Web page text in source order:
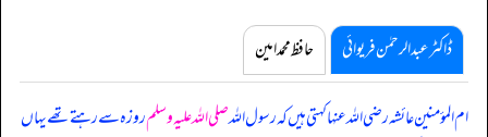
ڈاکٹر عبدالرحمٰن فریوائی حافظ محمد امین
ام المؤمنین عائشہ رضی الله عنہا کہتی ہیں کہرسول اللہصلی اللہ علیہ وسلمروزہ سے رہتے تھے یہاں